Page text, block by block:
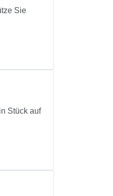
Sie
Stück auf